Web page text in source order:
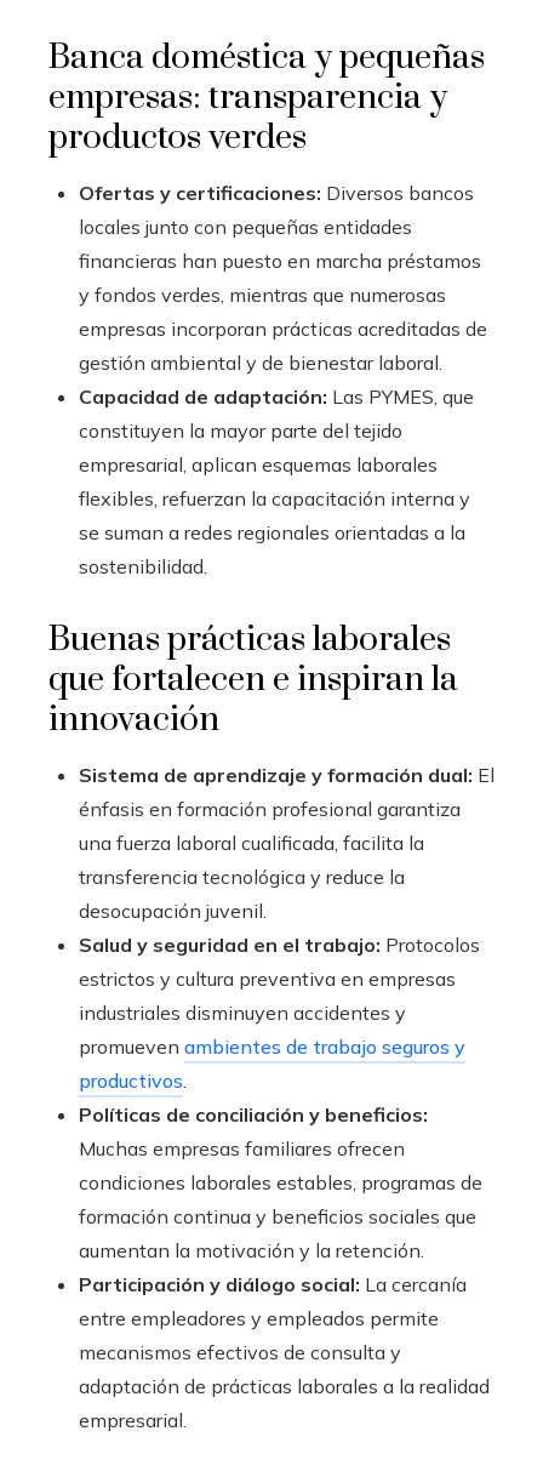
Banca doméstica y pequeñas
empresas: transparencia y
productos verdes
Ofertas y certificaciones: Diversos bancos
locales junto con pequeñas entidades
financieras han puesto en marcha préstamos
y fondos verdes, mientras que numerosas
empresas incorporan prácticas acreditadas de
gestión ambiental y de bienestar laboral.
Capacidad de adaptación: Las PYMES, que
constituyen la mayor parte del tejido
empresarial, aplican esquemas laborales
flexibles, refuerzan la capacitación interna y
se suman a redes regionales orientadas a la
sostenibilidad.
Buenas prácticas laborales
que fortalecen e inspiran la
innovación
Sistema de aprendizaje y formación dual: El
énfasis en formación profesional garantiza
una fuerza laboral cualificada, facilita la
transferencia tecnológica y reduce la
desocupación juvenil.
Salud y seguridad en el trabajo: Protocolos
estrictos y cultura preventiva en empresas
industriales disminuyen accidentes y
promueven ambientes de trabajo seguros y
productivos
Políticas de conciliación y beneficios:
Muchas empresas familiares ofrecen
condiciones laborales estables, programas de
formación continua y beneficios sociales que
aumentan la motivación y la retención.
Participación y diálogo social: La cercanía
entre empleadores y empleados permite
mecanismos efectivos de consulta y
adaptación de prácticas laborales a la realidad
empresarial.